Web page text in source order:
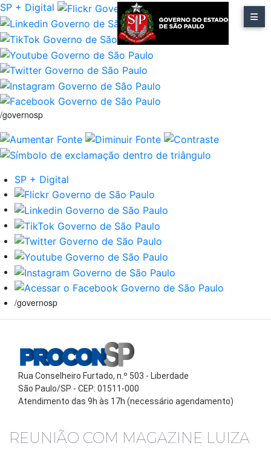
SP + Digital
/governosp
SP + Digital
/governosp
Rua Conselheiro Furtado, n.º 503 - Liberdade
São Paulo/SP - CEP: 01511-000
Atendimento das 9h às 17h (necessário agendamento)
REUNIÃO COM MAGAZINE LUIZA